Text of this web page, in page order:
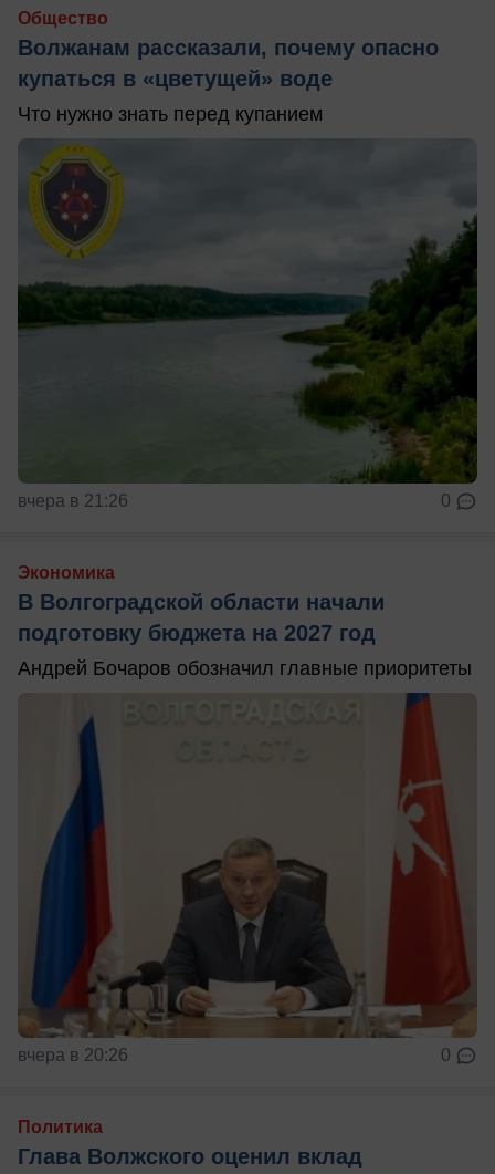
Общество
Волжанам рассказали, почему опасно
купаться в «цветущей» воде
Что нужно знать перед купанием
вчера в 21:26 0
Экономика
В Волгоградской области начали
подготовку бюджета на 2027 год
Андрей Бочаров обозначил главные приоритеты
вчера в 20:26 0
Политика
Глава Волжского оценил вклад